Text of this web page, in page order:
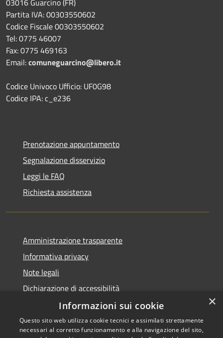
03016 Guarcino (FR)
Partita IVA: 00303550602
Codice Fiscale 00303550602
Tel: 0775 46007
Fax: 0775 469163
Email:comuneguarcino@libero.it
Codice Univoco Ufficio: UF0G98
Codice IPA: c_e236
Prenotazione appuntamento
Segnalazione disservizio
Leggi le FAQ
Richiesta assistenza
Amministrazione trasparente
Informativa privacy
Note legali
Dichiarazione di accessibilità
×
Informazioni sui cookie
Questo sito web utilizza cookie tecnici e assimilati strettamente
necessari al corretto funzionamento e alla navigazione del sito,